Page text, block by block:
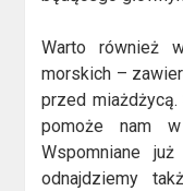
Warto również
morskich –
przed
pomoże nam
Wspomniane
odnajdziemy